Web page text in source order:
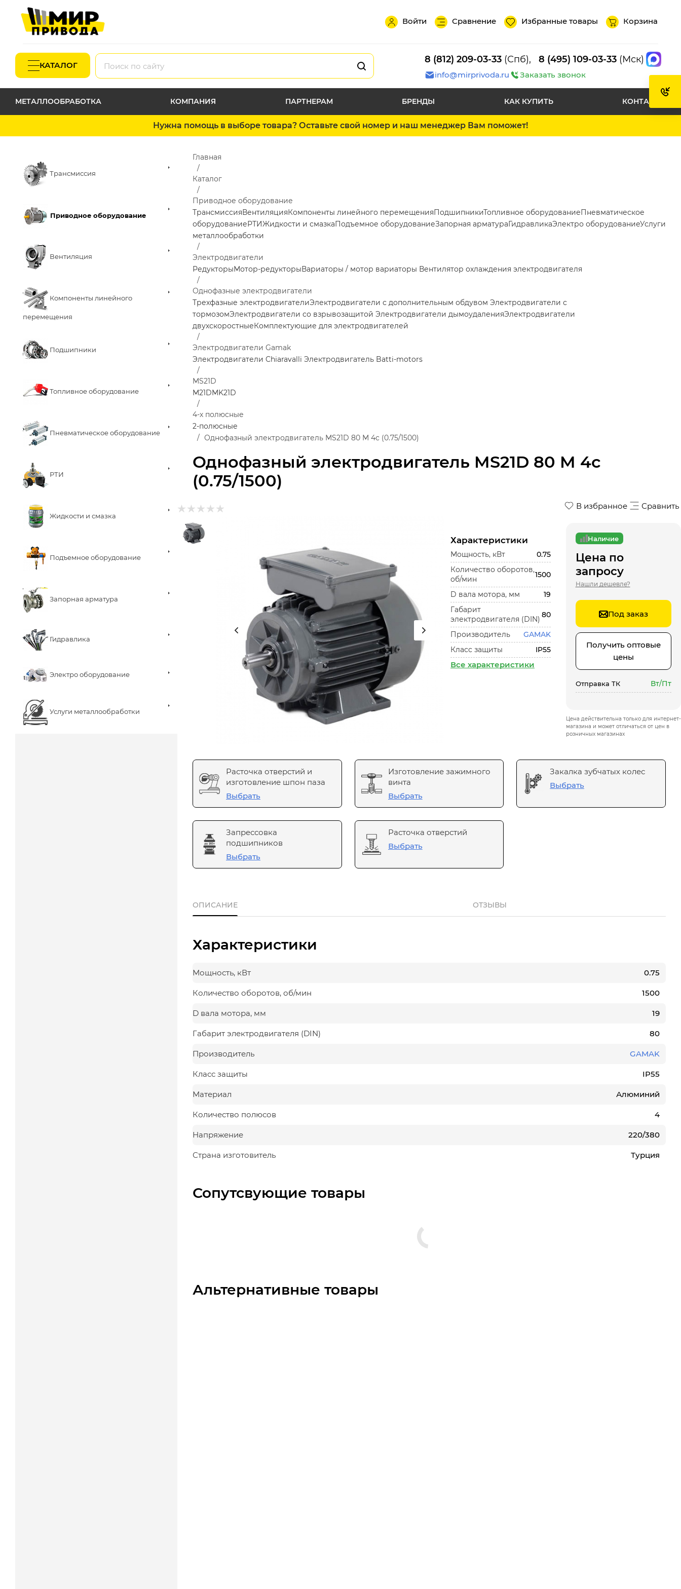
Войти Сравнение Избранные товары Корзина
КАТАЛОГ
8 (812) 209-03-33 (Спб), 8 (495) 109-03-33 (Мск)
info@mirprivoda.ru Заказать звонок
МЕТАЛЛООБРАБОТКА КОМПАНИЯ ПАРТНЕРАМ БРЕНДЫ КАК КУПИТЬ КОНТАКТЫ
Нужна помощь в выборе товара? Оставьте свой номер и наш менеджер Вам поможет!
Трансмиссия
Приводное оборудование
Вентиляция
Компоненты линейного
перемещения
Подшипники
Топливное оборудование
Пневматическое оборудование
РТИ
Жидкости и смазка
Подъемное оборудование
Запорная арматура
Гидравлика
Электро оборудование
Услуги металлообработки
Однофазный электродвигатель MS21D 80 M 4c
(0.75/1500)
Главная
Каталог
Приводное оборудование
ТрансмиссияВентиляцияКомпоненты линейного перемещенияПодшипникиТопливное оборудованиеПневматическое
оборудованиеРТИЖидкости и смазкаПодъемное оборудованиеЗапорная арматураГидравликаЭлектро оборудованиеУслуги
металлообработки
Электродвигатели
РедукторыМотор-редукторыВариаторы / мотор вариаторы Вентилятор охлаждения электродвигателя
Однофазные электродвигатели
Трехфазные электродвигателиЭлектродвигатели с дополнительным обдувом Электродвигатели с
тормозомЭлектродвигатели со взрывозащитой Электродвигатели дымоудаленияЭлектродвигатели
двухскоростныеКомплектующие для электродвигателей
Электродвигатели Gamak
Электродвигатели Chiaravalli Электродвигатель Batti-motors
MS21D
M21DMK21D
4-х полюсные
2-полюсные
Однофазный электродвигатель MS21D 80 M 4c (0.75/1500)
В избранное Сравнить
Характеристики
Мощность, кВт
0.75
Количество оборотов,
об/мин
1500
D вала мотора, мм
19
Габарит
электродвигателя (DIN)
80
Производитель
GAMAK
Класс защиты
IP55
Все характеристики
Наличие
Цена по
запросу
Нашли дешевле?
Под заказ
Получить оптовые
цены
Отправка ТК Вт/Пт
Цена действительна только для интернет-
магазина и может отличаться от цен в
розничных магазинах
Расточка отверстий и
изготовление шпон паза
Выбрать
Изготовление зажимного
винта
Выбрать
Закалка зубчатых колес
Выбрать
Запрессовка
подшипников
Выбрать
Расточка отверстий
Выбрать
ОПИСАНИЕ ОТЗЫВЫ
Характеристики
Мощность, кВт 0.75
Количество оборотов, об/мин 1500
D вала мотора, мм 19
Габарит электродвигателя (DIN) 80
Производитель GAMAK
Класс защиты IP55
Материал Алюминий
Количество полюсов 4
Напряжение 220/380
Страна изготовитель Турция
Сопутсвующие товары
Альтернативные товары